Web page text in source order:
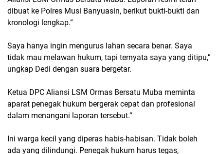
dibuat ke Polres Musi Banyuasin, berikut bukti-bukti dan
kronologi lengkap.“
Saya hanya ingin mengurus lahan secara benar. Saya
tidak mau melawan hukum, tapi ternyata saya yang ditipu,”
ungkap Dedi dengan suara bergetar.
Ketua DPC Aliansi LSM Ormas Bersatu Muba meminta
aparat penegak hukum bergerak cepat dan profesional
dalam menangani laporan tersebut.“
Ini warga kecil yang diperas habis-habisan. Tidak boleh
ada yang dilindungi. Penegak hukum harus tegas,